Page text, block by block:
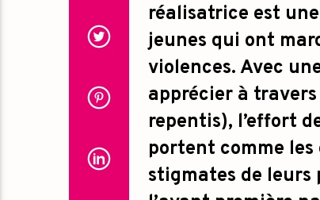
réalisatrice est
jeunes qui ont
violences. Avec
apprécier à
repentis), l’effort
portent comme les
stigmates de leurs